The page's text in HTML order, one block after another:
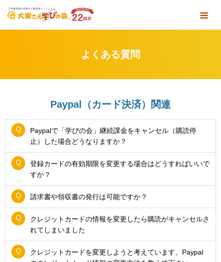
よくある質問
Paypal（カード決済）関連
Paypalで「学びの会」継続課金をキャンセル（購読停
止）した場合どうなりますか？
登録カードの有効期限を変更する場合はどうすればいいで
すか？
請求書や領収書の発行は可能ですか？
クレジットカードの情報を変更したら購読がキャンセルさ
れてしまいました
クレジットカードを変更しようと考えています。Paypal